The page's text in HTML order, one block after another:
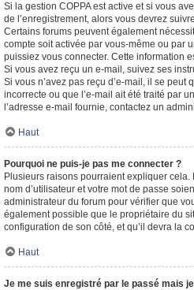
Si la gestion COPPA est active et si vous
de l’enregistrement, alors vous devrez
Certains forums peuvent également
compte soit activée par vous-même ou par
puissiez vous connecter. Cette information
Si vous avez reçu un e-mail, suivez ses
Si vous n’avez pas reçu d’e-mail, il se peut
incorrecte ou que l’e-mail ait été traité par
l’adresse e-mail fournie, contactez un
Haut
Pourquoi ne puis-je pas me connecter ?
Plusieurs raisons pourraient expliquer
nom d’utilisateur et votre mot de passe
administrateur du forum pour vérifier que
également possible que le propriétaire du
configuration de son côté, et qu’il devra la
Haut
Je me suis enregistré par le passé mais